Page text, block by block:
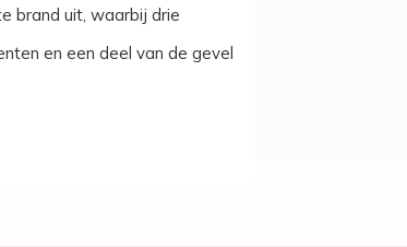
brand uit, waarbij drie
en een deel van de gevel